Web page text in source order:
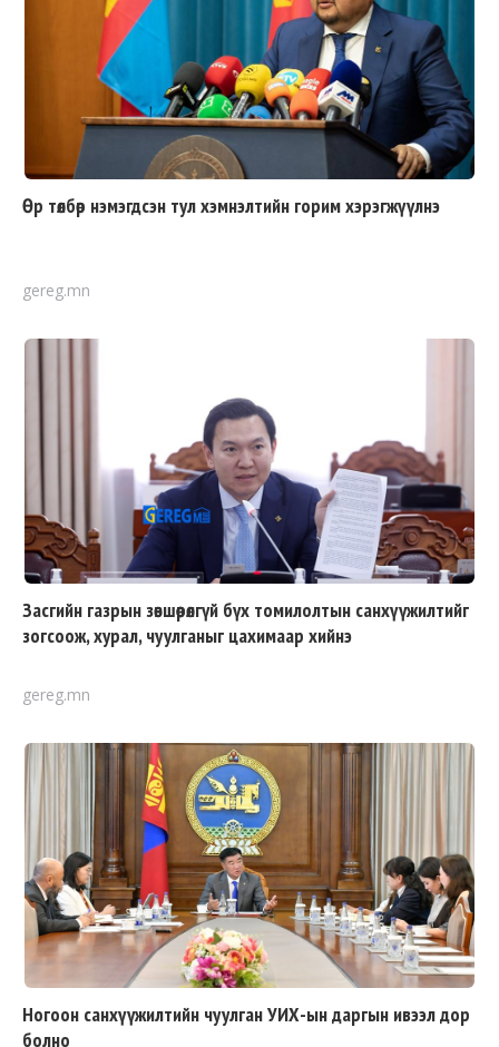
Өр төлбөр нэмэгдсэн тул хэмнэлтийн горим хэрэгжүүлнэ
gereg.mn
Засгийн газрын зөвшөөрөлгүй бүх томилолтын санхүүжилтийг
зогсоож, хурал, чуулганыг цахимаар хийнэ
gereg.mn
Ногоон санхүүжилтийн чуулган УИХ-ын даргын ивээл дор
болно